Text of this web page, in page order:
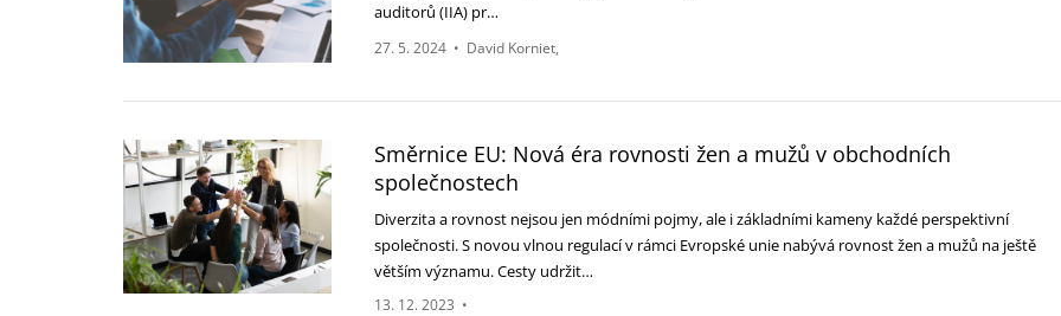
auditorů (IIA) pr…
27. 5. 2024 • David Korniet
Směrnice EU: Nová éra rovnosti žen a mužů v obchodních
společnostech
Diverzita a rovnost nejsou jen módními pojmy, ale i základními kameny každé perspektivní
společnosti. S novou vlnou regulací v rámci Evropské unie nabývá rovnost žen a mužů na ještě
větším významu. Cesty udržit…
13. 12. 2023 •